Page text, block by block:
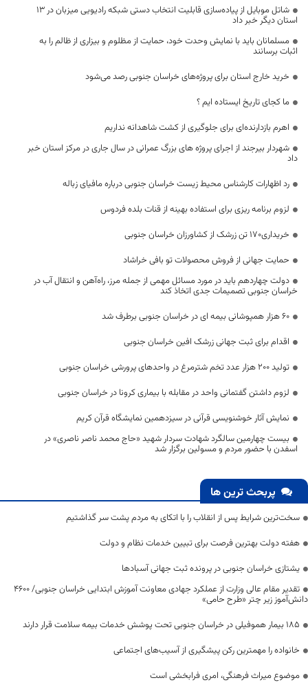
شاتل موبایل از پیاده‌سازی قابلیت انتخاب دستی شبکه رادیویی میزبان در ۱۳
استان دیگر خبر داد
مسلمانان باید با نمایش وحدت خود، حمایت از مظلوم و بیزاری از ظالم را به
اثبات برسانند
خرید خارج استان برای پروژه‌های خراسان جنوبی رصد می‌شود
ما کجای تاریخ ایستاده ایم ؟
اهرم بازدارنده‌ای برای جلوگیری از کشت شاهدانه نداریم
شهردار بیرجند از اجرای پروژه های بزرگ عمرانی در سال جاری در مرکز استان خبر
داد
رد اظهارات کارشناس محیط زیست خراسان جنوبی درباره مافیای زباله
لزوم برنامه ریزی برای استفاده بهینه از قنات بلده فردوس
خریداری۱۷۰ تن زرشک از کشاورزان خراسان جنوبی
حمایت جهانی از فروش محصولات تو بافی خراشاد
دولت چهاردهم باید در مورد مسائل مهمی از جمله مرز، راه‌آهن و انتقال آب در
خراسان جنوبی تصمیمات جدی اتخاذ کند
60 هزار همپوشانی بیمه ای در خراسان جنوبی برطرف شد
اقدام برای ثبت جهانی زرشک افین خراسان جنوبی
تولید ۲۰۰ هزار عدد تخم شترمرغ در واحد‌های پرورشی خراسان جنوبی
لزوم داشتن گفتمانی واحد در مقابله با بیماری کرونا در خراسان جنوبی
نمایش آثار خوشنویسی قرآنی در سیزدهمین نمایشگاه قرآن کریم
بیست چهارمین سالگرد شهادت سردار شهید «حاج محمد ناصر ناصری» در
اسفدن با حضور مردم و مسولین برگزار شد
پربحث ترین ها
سخت‌ترین شرایط پس از انقلاب را با اتکای به مردم پشت سر گذاشتیم
هفته دولت بهترین فرصت برای تبیین خدمات نظام و دولت
یشتازی خراسان جنوبی در پرونده ثبت جهانی آسبادها
تقدیر مقام عالی وزارت از عملکرد جهادی معاونت آموزش ابتدایی خراسان جنوبی/ ۴۶۰۰
دانش‌آموز زیر چتر «طرح حامی»
۱۸۵ بیمار هموفیلی در خراسان جنوبی تحت پوشش خدمات بیمه سلامت قرار دارند
خانواده را مهمترین رکن پیشگیری از آسیب‌های اجتماعی
موضوع میراث فرهنگی، امری فرابخشی است